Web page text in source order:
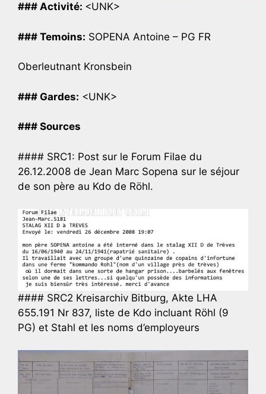
### Activité: <UNK>
### Temoins: SOPENA Antoine – PG FR
Oberleutnant Kronsbein
### Gardes: <UNK>
### Sources
#### SRC1: Post sur le Forum Filae du
26.12.2008 de Jean Marc Sopena sur le séjour
de son père au Kdo de Röhl.
#### SRC2 Kreisarchiv Bitburg, Akte LHA
655.191 Nr 837, liste de Kdo incluant Röhl (9
PG) et Stahl et les noms d’employeurs